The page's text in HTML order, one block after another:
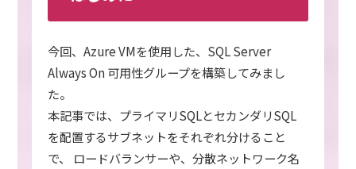
今回、Azure VMを使用した、SQL Server
Always On 可用性グループを構築してみまし
た。
本記事では、プライマリSQLとセカンダリSQL
を配置するサブネットをそれぞれ分けること
で、 ロードバランサーや、分散ネットワーク名